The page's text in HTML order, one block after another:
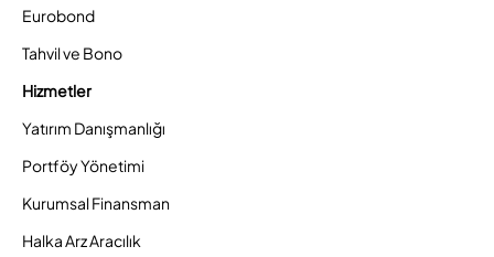
Eurobond
Tahvil ve Bono
Hizmetler
Yatırım Danışmanlığı
Portföy Yönetimi
Kurumsal Finansman
Halka Arz Aracılık